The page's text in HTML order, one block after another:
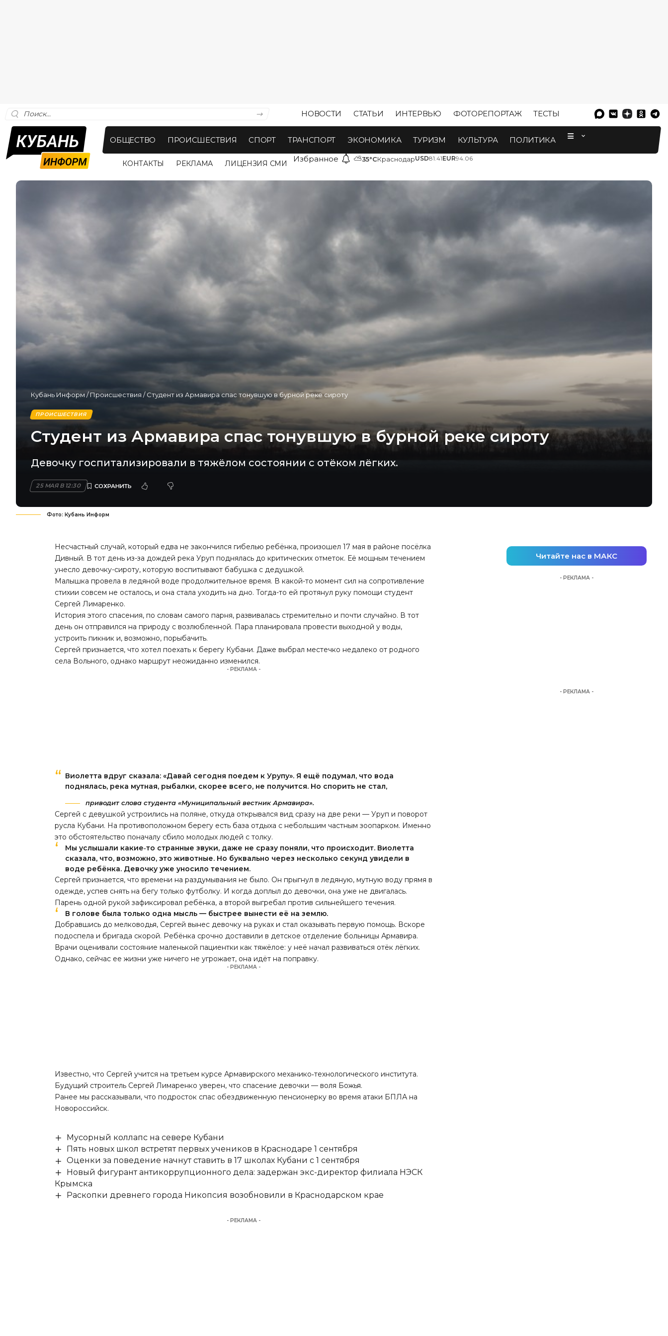
НОВОСТИ СТАТЬИ ИНТЕРВЬЮ ФОТОРЕПОРТАЖ ТЕСТЫ
ОБЩЕСТВО ПРОИСШЕСТВИЯ СПОРТ ТРАНСПОРТ ЭКОНОМИКА ТУРИЗМ КУЛЬТУРА ПОЛИТИКА
КОНТАКТЫ РЕКЛАМА ЛИЦЕНЗИЯ СМИ Избранное ⛅35°CКраснодарUSD81.41EUR94.06
Кубань Информ/Происшествия /Студент из Армавира спас тонувшую в бурной реке сироту
ПРОИСШЕСТВИЯ
Студент из Армавира спас тонувшую в бурной реке сироту
Девочку госпитализировали в тяжёлом состоянии с отёком лёгких.
25 МАЯ В 12:30
Фото: Кубань Информ
Несчастный случай, который едва не закончился гибелью ребёнка, произошел 17 мая в районе посёлка
Дивный. В тот день из-за дождей река Уруп поднялась до критических отметок. Её мощным течением
унесло девочку-сироту, которую воспитывают бабушка с дедушкой.
Малышка провела в ледяной воде продолжительное время. В какой-то момент сил на сопротивление
стихии совсем не осталось, и она стала уходить на дно. Тогда-то ей протянул руку помощи студент
Сергей Лимаренко.
История этого спасения, по словам самого парня, развивалась стремительно и почти случайно. В тот
день он отправился на природу с возлюбленной. Пара планировала провести выходной у воды,
устроить пикник и, возможно, порыбачить.
Сергей признается, что хотел поехать к берегу Кубани. Даже выбрал местечко недалеко от родного
села Вольного, однако маршрут неожиданно изменился.
- РЕКЛАМА -
Виолетта вдруг сказала: «Давай сегодня поедем к Урупу». Я ещё подумал, что вода
поднялась, река мутная, рыбалки, скорее всего, не получится. Но спорить не стал,
приводит слова студента «Муниципальный вестник Армавира».
Сергей с девушкой устроились на поляне, откуда открывался вид сразу на две реки — Уруп и поворот
русла Кубани. На противоположном берегу есть база отдыха с небольшим частным зоопарком. Именно
это обстоятельство поначалу сбило молодых людей с толку.
Мы услышали какие‑то странные звуки, даже не сразу поняли, что происходит. Виолетта
сказала, что, возможно, это животные. Но буквально через несколько секунд увидели в
воде ребёнка. Девочку уже уносило течением.
Сергей признается, что времени на раздумывания не было. Он прыгнул в ледяную, мутную воду прямя в
одежде, успев снять на бегу только футболку. И когда доплыл до девочки, она уже не двигалась.
Парень одной рукой зафиксировал ребёнка, а второй выгребал против сильнейшего течения.
В голове была только одна мысль — быстрее вынести её на землю.
Добравшись до мелководья, Сергей вынес девочку на руках и стал оказывать первую помощь. Вскоре
подоспела и бригада скорой. Ребёнка срочно доставили в детское отделение больницы Армавира.
Врачи оценивали состояние маленькой пациентки как тяжёлое: у неё начал развиваться отёк лёгких.
Однако, сейчас ее жизни уже ничего не угрожает, она идёт на поправку.
- РЕКЛАМА -
Известно, что Сергей учится на третьем курсе Армавирского механико‑технологического института.
Будущий строитель Сергей Лимаренко уверен, что спасение девочки — воля Божья.
Ранее мырассказывали, что подросток спас обездвиженную пенсионерку во время атаки БПЛА на
Новороссийск.
Мусорный коллапс на севере Кубани
Пять новых школ встретят первых учеников в Краснодаре 1 сентября
Оценки за поведение начнут ставить в 17 школах Кубани с 1 сентября
Новый фигурант антикоррупционного дела: задержан экс-директор филиала НЭСК
Крымска
Раскопки древнего города Никопсия возобновили в Краснодарском крае
- РЕКЛАМА -
Читайте нас в МАКС
- РЕКЛАМА -
- РЕКЛАМА -